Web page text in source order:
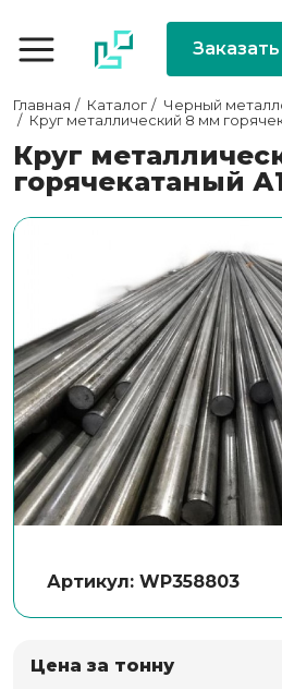
Главная Каталог Черный
Круг металлический 8 мм
Круг
горячекатаный
Артикул: WP358803
Цена за тонну